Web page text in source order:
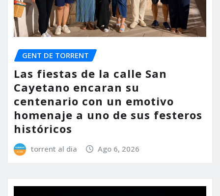
GENT DE TORRENT
Las fiestas de la calle San
Cayetano encaran su
centenario con un emotivo
homenaje a uno de sus festeros
históricos
torrent al dia Ago 6, 2026